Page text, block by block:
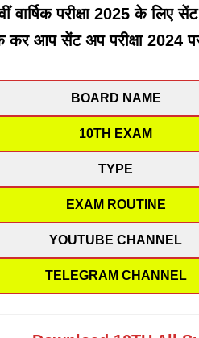
वार्षिक परीक्षा 2025 के लिए
कर आप सेंट अप परीक्षा 2024
BOARD NAME
10TH EXAM
TYPE
EXAM ROUTINE
YOUTUBE CHANNEL
TELEGRAM CHANNEL